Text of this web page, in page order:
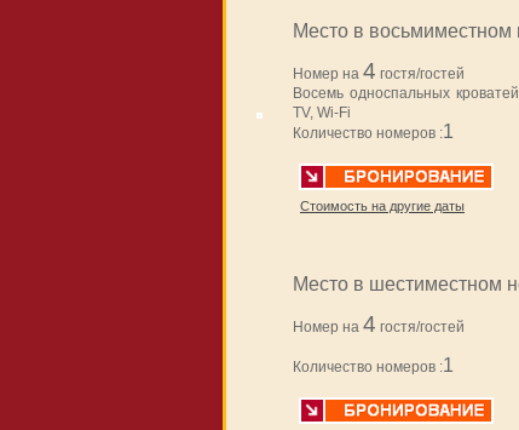
Место в восьмиместном
Номер на 4 гостя/гостей
Восемь односпальных
TV, Wi-Fi
Количество номеров :1
Стоимость на другие даты
Место в шестиместном
Номер на 4 гостя/гостей
Количество номеров :1